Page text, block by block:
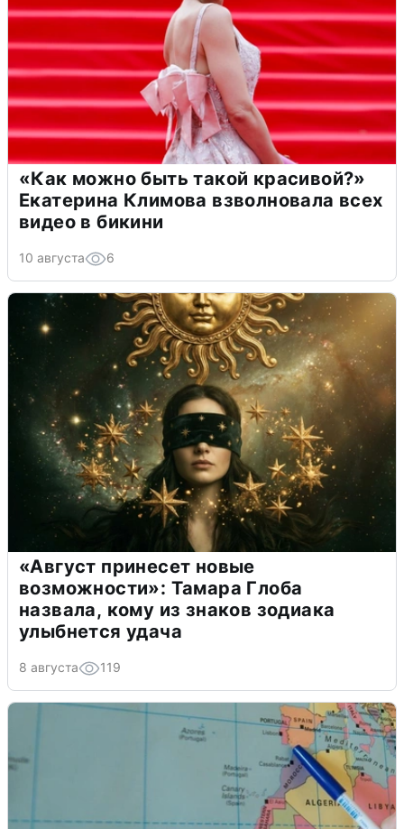
«Как можно быть такой красивой?»
Екатерина Климова взволновала всех
видео в бикини
10 августа 6
«Август принесет новые
возможности»: Тамара Глоба
назвала, кому из знаков зодиака
улыбнется удача
8 августа 119